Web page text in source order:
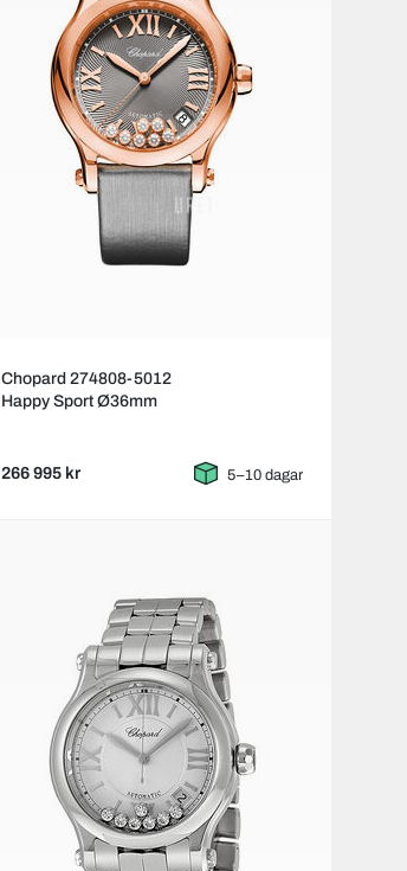
Chopard 274808-5012
Happy Sport Ø36mm
266 995 kr 5–10 dagar